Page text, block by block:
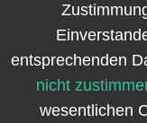
entsprechenden
nicht
wesentlichen